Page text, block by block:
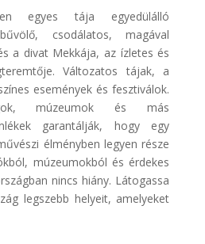
egyes tája egyedülálló
csodálatos, magával
a divat Mekkája, az ízletes és
Változatos tájak, a
események és fesztiválok.
múzeumok és más
garantálják, hogy egy
élményben legyen része
múzeumokból és érdekes
nincs hiány. Látogassa
legszebb helyeit, amelyeket